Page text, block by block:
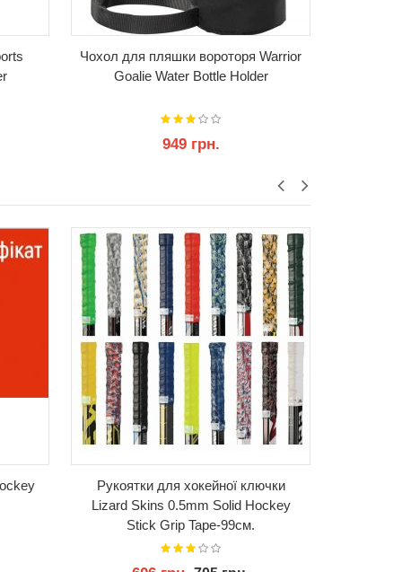
Чохол для пляшки вороторя Warrior
Goalie Water Bottle Holder
949 грн.
Рукоятки для хокейної ключки
Lizard Skins 0.5mm Solid Hockey
Stick Grip Tape-99см.